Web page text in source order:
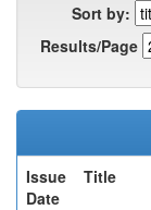
Sort by:
Results/Page
Issue
Date
Title